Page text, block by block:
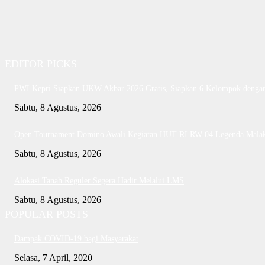
Sabtu, 8 Agustus, 2026
Sabtu, 8 Agustus, 2026
Sabtu, 8 Agustus, 2026
Selasa, 7 April, 2020